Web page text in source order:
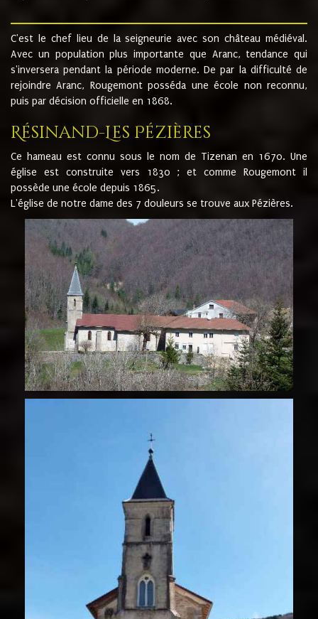
C'est le chef lieu de la seigneurie avec son château médiéval.
Avec un population plus importante que Aranc, tendance qui
s'inversera pendant la période moderne. De par la difficulté de
rejoindre Aranc, Rougemont posséda une école non reconnu,
puis par décision officielle en 1868.
Résinand-Les Pézières
Ce hameau est connu sous le nom de Tizenan en 1670. Une
église est construite vers 1830 ; et comme Rougemont il
possède une école depuis 1865.
L'église de notre dame des 7 douleurs se trouve aux Pézières.